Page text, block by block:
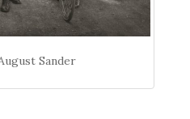
Sander